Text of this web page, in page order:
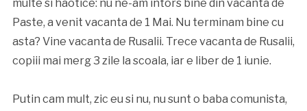
multe si haotice: nu ne-am intors bine din vacanta de
Paste, a venit vacanta de 1 Mai. Nu terminam bine cu
asta? Vine vacanta de Rusalii. Trece vacanta de Rusalii,
copiii mai merg 3 zile la scoala, iar e liber de 1 iunie.
Putin cam mult, zic eu si nu, nu sunt o baba comunista,